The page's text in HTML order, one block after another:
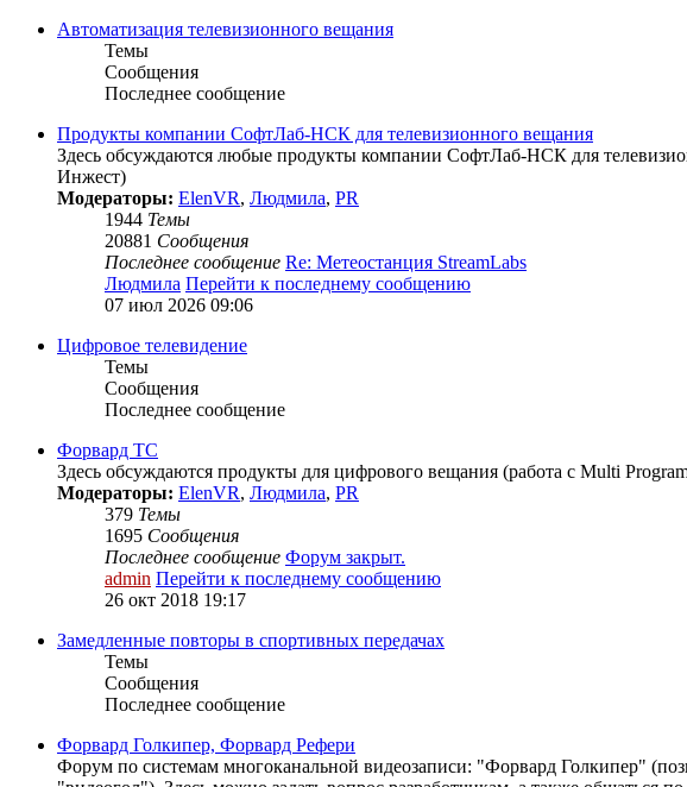
Автоматизация телевизионного вещания
Темы
Сообщения
Последнее сообщение
Продукты компании СофтЛаб-НСК для телевизионного вещания
Здесь обсуждаются любые продукты компании СофтЛаб-НСК для
Инжест)
Модераторы: ElenVR, Людмила, PR
1944 Темы
20881 Сообщения
Последнее сообщение Re: Метеостанция StreamLabs
Людмила Перейти к последнему сообщению
07 июл 2026 09:06
Цифровое телевидение
Темы
Сообщения
Последнее сообщение
Форвард ТС
Здесь обсуждаются продукты для цифрового вещания (работа с Multi
Модераторы: ElenVR, Людмила, PR
379 Темы
1695 Сообщения
Последнее сообщение Форум закрыт.
admin Перейти к последнему сообщению
26 окт 2018 19:17
Замедленные повторы в спортивных передачах
Темы
Сообщения
Последнее сообщение
Форвард Голкипер, Форвард Рефери
Форум по системам многоканальной видеозаписи: "Форвард Голкипер"